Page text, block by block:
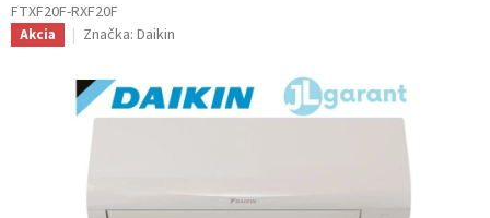
FTXF20F-RXF20F
Akcia Značka: Daikin